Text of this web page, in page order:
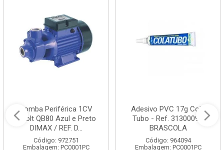
Bomba Periférica 1CV
Bivolt QB80 Azul e Preto
DIMAX / REF. D...
Código: 972751
Embalagem: PC0001PC
Adesivo PVC 17g Cola
Tubo - Ref. 3130009 -
BRASCOLA
Código: 964094
Embalagem: PC0001PC